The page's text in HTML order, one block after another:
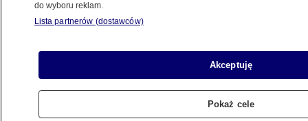
do wyboru reklam.
Lista partnerów (dostawców)
Akceptuję
Pokaż cele